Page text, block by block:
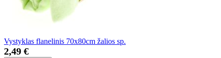
Vystyklas flanelinis 70x80cm žalios sp.
2,49 €